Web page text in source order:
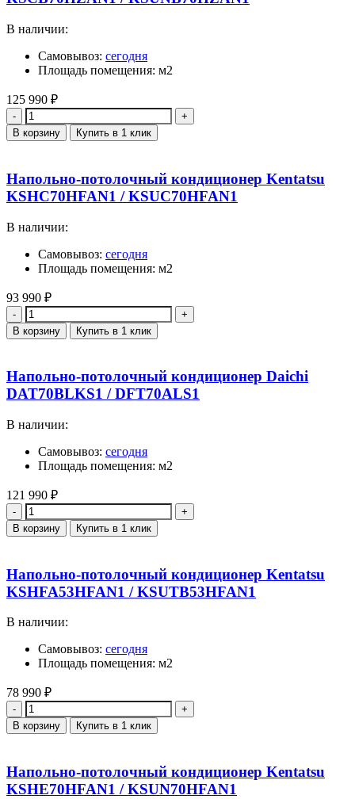
В наличии:
Самовывоз: сегодня
Площадь помещения: м2
125 990 ₽
Количество
В корзину Купить в 1 клик
Напольно-потолочный кондиционер Kentatsu
KSHC70HFAN1 / KSUC70HFAN1
В наличии:
Самовывоз: сегодня
Площадь помещения: м2
93 990 ₽
Количество
В корзину Купить в 1 клик
Напольно-потолочный кондиционер Daichi
DAT70BLKS1 / DFT70ALS1
В наличии:
Самовывоз: сегодня
Площадь помещения: м2
121 990 ₽
Количество
В корзину Купить в 1 клик
Напольно-потолочный кондиционер Kentatsu
KSHFA53HFAN1 / KSUTB53HFAN1
В наличии:
Самовывоз: сегодня
Площадь помещения: м2
78 990 ₽
Количество
В корзину Купить в 1 клик
Напольно-потолочный кондиционер Kentatsu
KSHE70HFAN1 / KSUN70HFAN1